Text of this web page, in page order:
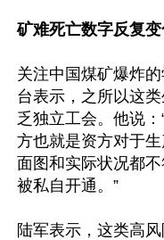
矿难死亡数字反复
关注中国煤矿爆炸
台表示，之所以这
乏独立工会。他说
方也就是资方对于
面图和实际状况都
被私自开通。”
陆军表示，这类高